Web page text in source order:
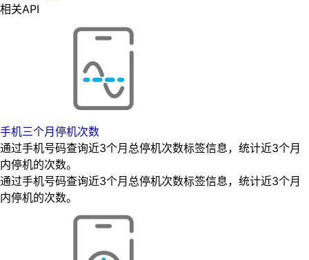
相关API
手机三个月停机次数
通过手机号码查询近3个月总停机次数标签信息，统计近3个月
内停机的次数。
通过手机号码查询近3个月总停机次数标签信息，统计近3个月
内停机的次数。